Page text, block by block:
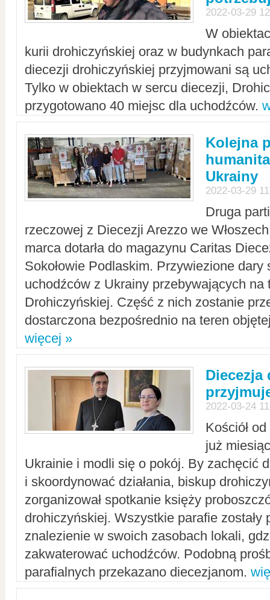
2022-03-29
W
kurii drohiczyńskiej oraz w budynkach
diecezji drohiczyńskiej przyjmowani są
Tylko w obiektach w sercu diecezji,
przygotowano 40 miejsc dla uchodźców.
Kolejna
Ukrainy
2022-03-29
Druga
rzeczowej z Diecezji Arezzo we
marca dotarła do magazynu Caritas
Sokołowie Podlaskim. Przywiezione dary
uchodźców z Ukrainy przebywających na
Drohiczyńskiej. Część z nich zostanie
dostarczona bezpośrednio na teren
więcej »
Diecezja
2022-03-24
Kościół
już
Ukrainie i modli się o pokój. By zachęcić
i skoordynować działania, biskup
zorganizował spotkanie księży
drohiczyńskiej. Wszystkie parafie zostały
znalezienie w swoich zasobach lokali,
zakwaterować uchodźców. Podobną
parafialnych przekazano diecezjanom.